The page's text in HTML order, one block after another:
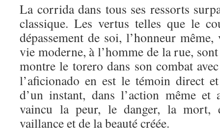
La corrida dans tous ses ressorts
classique. Les vertus telles que le
dépassement de soi, l’honneur
vie moderne, à l’homme de la rue,
montre le torero dans son combat
l’aficionado en est le témoin direct
d’un instant, dans l’action même
vaincu la peur, le danger, la mort,
vaillance et de la beauté créée.